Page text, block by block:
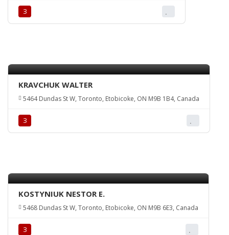
З
KRAVCHUK WALTER
5464 Dundas St W, Toronto, Etobicoke, ON M9B 1B4, Canada
З
KOSTYNIUK NESTOR E.
5468 Dundas St W, Toronto, Etobicoke, ON M9B 6E3, Canada
З